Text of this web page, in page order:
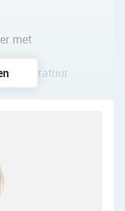
met
toilet,
en sauna
het water met